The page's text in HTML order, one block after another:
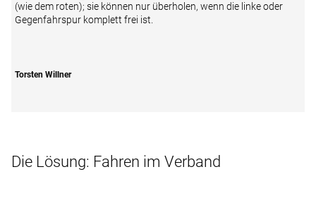
(wie dem roten); sie können nur überholen, wenn die linke oder
Gegenfahrspur komplett frei ist.
Torsten Willner
Die Lösung: Fahren im Verband